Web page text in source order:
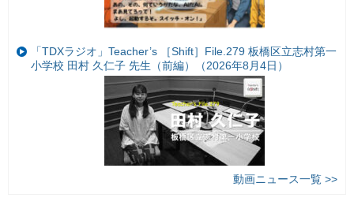
「TDXラジオ」Teacher’s ［Shift］File.279 板橋区立志村第一
小学校 田村 久仁子 先生（前編）（2026年8月4日）
動画ニュース一覧 >>